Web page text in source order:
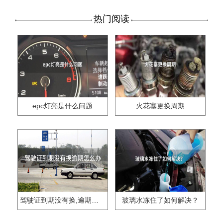
热门阅读
epc灯亮是什么问题 火花塞更换周期
驾驶证到期没有换,逾期怎么办?? 玻璃水冻住了如何解决？